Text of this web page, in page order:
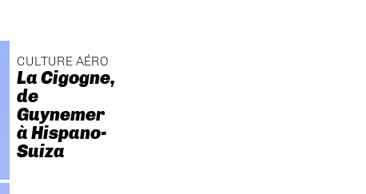
CULTURE AÉRO
La Cigogne,
de
Guynemer
à Hispano-
Suiza